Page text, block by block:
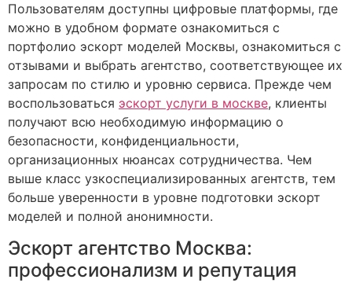
Пользователям доступны цифровые платформы, где
можно в удобном формате ознакомиться с
портфолио эскорт моделей Москвы, ознакомиться с
отзывами и выбрать агентство, соответствующее их
запросам по стилю и уровню сервиса. Прежде чем
воспользоваться эскорт услуги в москве, клиенты
получают всю необходимую информацию о
безопасности, конфиденциальности,
организационных нюансах сотрудничества. Чем
выше класс узкоспециализированных агентств, тем
больше уверенности в уровне подготовки эскорт
моделей и полной анонимности.
Эскорт агентство Москва:
профессионализм и репутация